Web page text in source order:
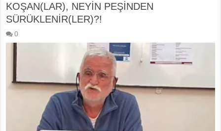
KOŞAN(LAR), NEYİN PEŞİNDEN
SÜRÜKLENİR(LER)?!
0